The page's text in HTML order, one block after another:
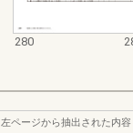
280
左ページから抽出された内容